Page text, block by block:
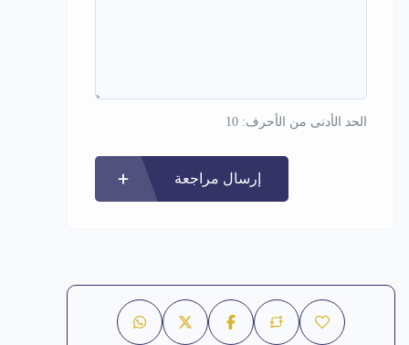
الحد الأدنى من الأحرف: 10
إرسال مراجعة